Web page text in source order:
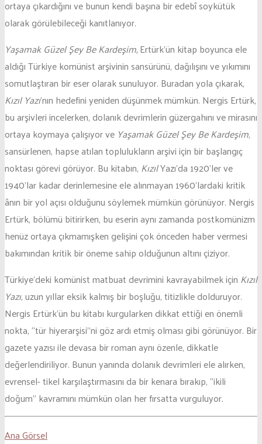
ortaya çıkardığını ve bunun kendi başına bir edebî soykütük
olarak görülebileceği kanıtlanıyor.
Yaşamak Güzel Şey Be Kardeşim,Ertürk’ün kitap boyunca ele
aldığı Türkiye komünist arşivinin sansürünü, dağılışını ve yıkımını
somutlaştıran bir eser olarak sunuluyor. Buradan yola çıkarak,
Kızıl Yazı’nın hedefini yeniden düşünmek mümkün. Nergis Ertürk,
bu arşivleri incelerken, dolanık devrimlerin güzergahını ve mirasını
ortaya koymaya çalışıyor ve Yaşamak Güzel Şey Be Kardeşim,
sansürlenen, hapse atılan toplulukların arşivi için bir başlangıç
noktası görevi görüyor. Bu kitabın, KızılYazı’da 1920’ler ve
1940’lar kadar derinlemesine ele alınmayan 1960’lardaki kritik
ânın bir yol açısı olduğunu söylemek mümkün görünüyor. Nergis
Ertürk, bölümü bitirirken, bu eserin aynı zamanda postkomünizm
henüz ortaya çıkmamışken gelişini çok önceden haber vermesi
bakımından kritik bir öneme sahip olduğunun altını çiziyor.
Türkiye’deki komünist matbuat devrimini kavrayabilmek için Kızıl
Yazı, uzun yıllar eksik kalmış bir boşluğu, titizlikle dolduruyor.
Nergis Ertürk’ün bu kitabı kurgularken dikkat ettiği en önemli
nokta, “tür hiyerarşisi”ni göz ardı etmiş olması gibi görünüyor. Bir
gazete yazısı ile devasa bir roman aynı özenle, dikkatle
değerlendiriliyor. Bunun yanında dolanık devrimleri ele alırken,
evrensel- tikel karşılaştırmasını da bir kenara bırakıp, “ikili
doğum” kavramını mümkün olan her fırsatta vurguluyor.
Ana Görsel